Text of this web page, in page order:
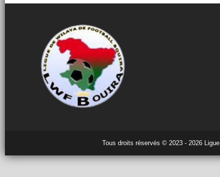
Tous droits réservés © 2023 - 2026